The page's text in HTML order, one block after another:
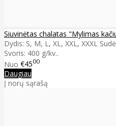
Siuvinėtas chalatas "Mylimas
Dydis: S, M, L, XL, XXL, XXXL
Svoris: 400 g/kv..
Nuo €4500
Daugiau
Į norų sąrašą